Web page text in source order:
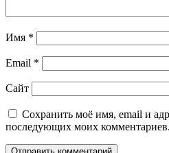
Имя *
Email *
Сайт
Сохранить моё имя, email и
последующих моих комментариев.